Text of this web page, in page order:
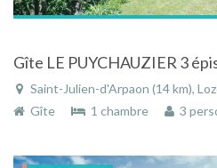
Saint-Julien-d'Arpaon (14 km), Lozère,
Gîte
1 chambre 3